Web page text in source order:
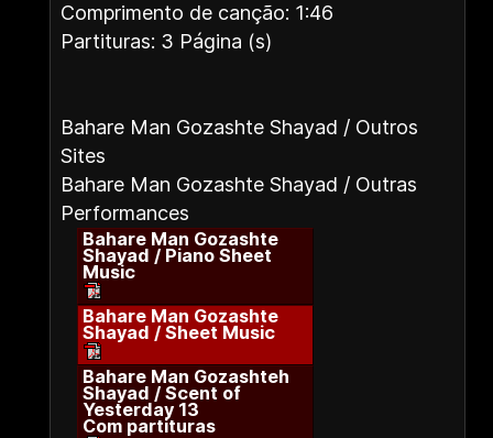
Comprimento de canção: 1:46
Partituras: 3 Página (s)
Bahare Man Gozashte Shayad / Outros
Sites
Bahare Man Gozashte Shayad / Outras
Performances
Bahare Man Gozashte
Shayad / Piano Sheet
Music
Bahare Man Gozashte
Shayad / Sheet Music
Bahare Man Gozashteh
Shayad / Scent of
Yesterday 13
Com partituras